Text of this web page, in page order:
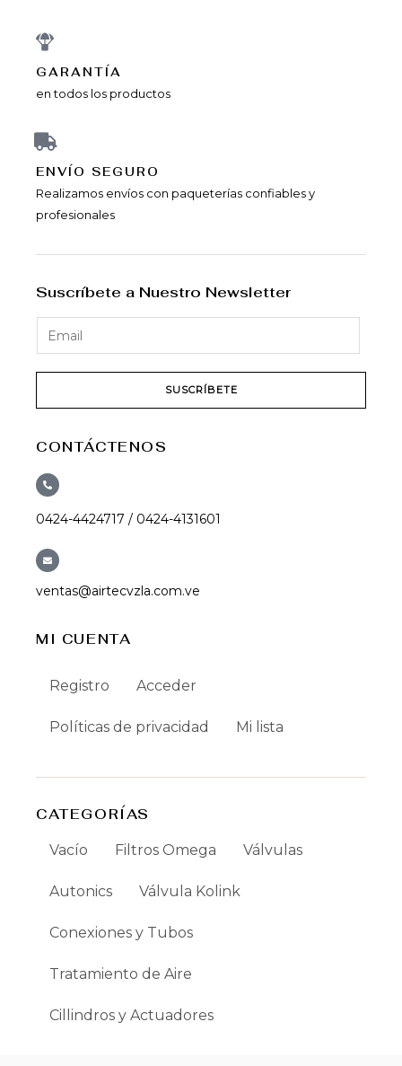
GARANTÍA
en todos los productos
ENVÍ­O SEGURO
Realizamos envíos con paqueterías confiables y
profesionales
Suscríbete a Nuestro Newsletter
SUSCRÍBETE
CONTÁCTENOS
0424-4424717 / 0424-4131601
ventas@airtecvzla.com.ve
MI CUENTA
Registro Acceder
Políticas de privacidad Mi lista
CATEGORÍAS
Vacío Filtros Omega Válvulas
Autonics Válvula Kolink
Conexiones y Tubos
Tratamiento de Aire
Cillindros y Actuadores